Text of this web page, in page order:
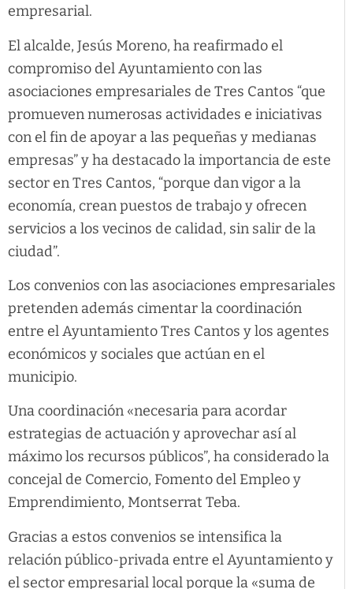
empresarial.
El alcalde, Jesús Moreno, ha reafirmado el
compromiso del Ayuntamiento con las
asociaciones empresariales de Tres Cantos “que
promueven numerosas actividades e iniciativas
con el fin de apoyar a las pequeñas y medianas
empresas” y ha destacado la importancia de este
sector en Tres Cantos, “porque dan vigor a la
economía, crean puestos de trabajo y ofrecen
servicios a los vecinos de calidad, sin salir de la
ciudad”.
Los convenios con las asociaciones empresariales
pretenden además cimentar la coordinación
entre el Ayuntamiento Tres Cantos y los agentes
económicos y sociales que actúan en el
municipio.
Una coordinación «necesaria para acordar
estrategias de actuación y aprovechar así al
máximo los recursos públicos”, ha considerado la
concejal de Comercio, Fomento del Empleo y
Emprendimiento, Montserrat Teba.
Gracias a estos convenios se intensifica la
relación público-privada entre el Ayuntamiento y
el sector empresarial local porque la «suma de